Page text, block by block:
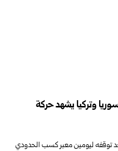
وتركيا يشهد حركة